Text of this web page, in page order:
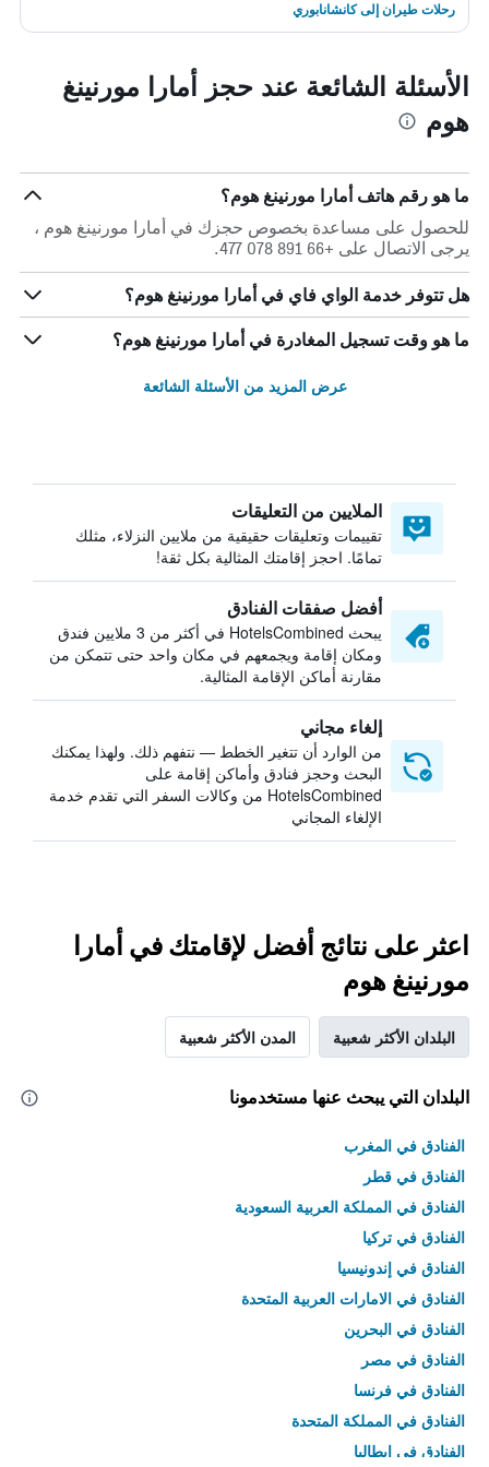
رحلات طيران إلى كانشانابوري
الأسئلة الشائعة عند حجز أمارا مورنينغ
هوم
ما هو رقم هاتف أمارا مورنينغ هوم؟
للحصول على مساعدة بخصوص حجزك في أمارا مورنينغ هوم ،
يرجى الاتصال على +66 891 078 477.
هل تتوفر خدمة الواي فاي في أمارا مورنينغ هوم؟
ما هو وقت تسجيل المغادرة في أمارا مورنينغ هوم؟
عرض المزيد من الأسئلة الشائعة
الملايين من التعليقات
تقييمات وتعليقات حقيقية من ملايين النزلاء، مثلك
تمامًا. احجز إقامتك المثالية بكل ثقة!
أفضل صفقات الفنادق
يبحث HotelsCombined في أكثر من 3 ملايين فندق
ومكان إقامة ويجمعهم في مكان واحد حتى تتمكن من
مقارنة أماكن الإقامة المثالية.
إلغاء مجاني
من الوارد أن تتغير الخطط — نتفهم ذلك. ولهذا يمكنك
البحث وحجز فنادق وأماكن إقامة على
HotelsCombined من وكالات السفر التي تقدم خدمة
الإلغاء المجاني
اعثر على نتائج أفضل لإقامتك في أمارا
مورنينغ هوم
البلدان الأكثر شعبية المدن الأكثر شعبية
البلدان التي يبحث عنها مستخدمونا
الفنادق في المغرب
الفنادق في قطر
الفنادق في المملكة العربية السعودية
الفنادق في تركيا
الفنادق في إندونيسيا
الفنادق في الامارات العربية المتحدة
الفنادق في البحرين
الفنادق في مصر
الفنادق في فرنسا
الفنادق في المملكة المتحدة
الفنادق في إيطاليا